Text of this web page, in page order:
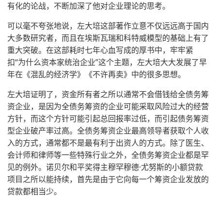
有化的论战，不断加深了他对企业理论的思考。
可以毫不夸张地说，左大培这部著作立意不仅远远高于国内
大多数研究者，而且在埃斯瓦瑞和科特威模型的基础上有了
重大突破。在这部耗时七年心血写成的厚书中，牢牢紧
扣“为什么资本家统治企业”这个主题，左大培大大发展了早
年在《混乱的经济学》《不许再卖》中的很多思想。
左大培证明了，资金所有者之所以通常不会借钱给全债务筹
资企业，是因为全债务筹资的企业可能采取风险过大的经营
方针，而这个方针可能引起总回报率过低，而引起债务筹资
型企业破产率过高。全债务筹资企业最高领导者获取个人收
入的方式，通常都不是最有利于出资人的方式。除了医生、
会计师和律师等一些特殊行业之外，全债务筹资企业都是罕
见的例外。诺贝尔和平奖得主穆罕穆德·尤努斯的小额贷款
项目之所以能持续，首先是由于它向每一个筹资企业发放的
贷款都相当少。